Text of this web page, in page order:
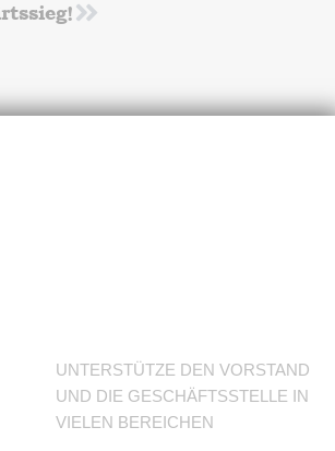
Nächster
UNTERSTÜTZE DEN VORSTAND
UND DIE GESCHÄFTSSTELLE IN
VIELEN BEREICHEN